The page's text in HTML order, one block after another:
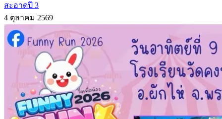
สะอาดปี 3
4 ตุลาคม 2569